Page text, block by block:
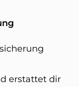
erstattet dir